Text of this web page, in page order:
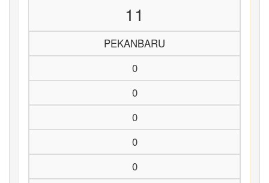
11
PEKANBARU
0
0
0
0
0